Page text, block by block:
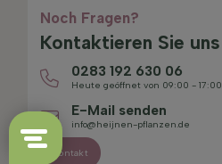
Noch Fragen?
Kontaktieren Sie uns
0283 192 630 06
Heute geöffnet von 09:00 - 17:00
E-Mail senden
info@heijnen-pflanzen.de
Kontakt